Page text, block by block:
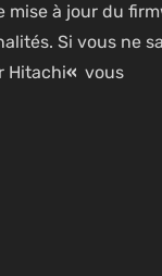
mise à jour du
Si vous ne
Hitachi« vous